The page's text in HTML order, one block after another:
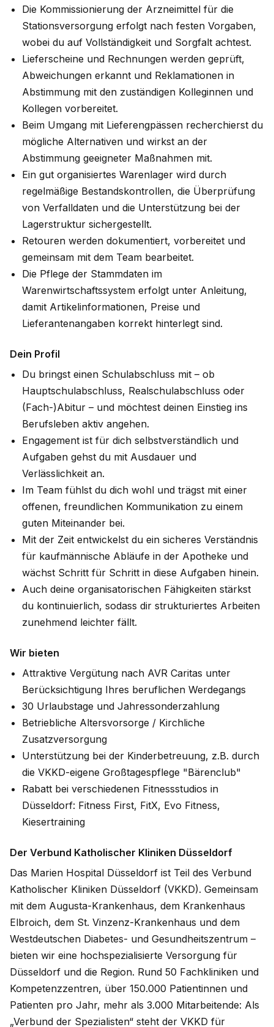
Die Kommissionierung der Arzneimittel für die
Stationsversorgung erfolgt nach festen Vorgaben,
wobei du auf Vollständigkeit und Sorgfalt achtest.
Lieferscheine und Rechnungen werden geprüft,
Abweichungen erkannt und Reklamationen in
Abstimmung mit den zuständigen Kolleginnen und
Kollegen vorbereitet.
Beim Umgang mit Lieferengpässen recherchierst du
mögliche Alternativen und wirkst an der
Abstimmung geeigneter Maßnahmen mit.
Ein gut organisiertes Warenlager wird durch
regelmäßige Bestandskontrollen, die Überprüfung
von Verfalldaten und die Unterstützung bei der
Lagerstruktur sichergestellt.
Retouren werden dokumentiert, vorbereitet und
gemeinsam mit dem Team bearbeitet.
Die Pflege der Stammdaten im
Warenwirtschaftssystem erfolgt unter Anleitung,
damit Artikelinformationen, Preise und
Lieferantenangaben korrekt hinterlegt sind.
Dein Profil
Du bringst einen Schulabschluss mit – ob
Hauptschulabschluss, Realschulabschluss oder
(Fach-)Abitur – und möchtest deinen Einstieg ins
Berufsleben aktiv angehen.
Engagement ist für dich selbstverständlich und
Aufgaben gehst du mit Ausdauer und
Verlässlichkeit an.
Im Team fühlst du dich wohl und trägst mit einer
offenen, freundlichen Kommunikation zu einem
guten Miteinander bei.
Mit der Zeit entwickelst du ein sicheres Verständnis
für kaufmännische Abläufe in der Apotheke und
wächst Schritt für Schritt in diese Aufgaben hinein.
Auch deine organisatorischen Fähigkeiten stärkst
du kontinuierlich, sodass dir strukturiertes Arbeiten
zunehmend leichter fällt.
Wir bieten
Attraktive Vergütung nach AVR Caritas unter
Berücksichtigung Ihres beruflichen Werdegangs
30 Urlaubstage und Jahressonderzahlung
Betriebliche Altersvorsorge / Kirchliche
Zusatzversorgung
Unterstützung bei der Kinderbetreuung, z.B. durch
die VKKD-eigene Großtagespflege "Bärenclub"
Rabatt bei verschiedenen Fitnessstudios in
Düsseldorf: Fitness First, FitX, Evo Fitness,
Kiesertraining
Der Verbund Katholischer Kliniken Düsseldorf
Das Marien Hospital Düsseldorf ist Teil des Verbund
Katholischer Kliniken Düsseldorf (VKKD). Gemeinsam
mit dem Augusta-Krankenhaus, dem Krankenhaus
Elbroich, dem St. Vinzenz-Krankenhaus und dem
Westdeutschen Diabetes- und Gesundheitszentrum –
bieten wir eine hochspezialisierte Versorgung für
Düsseldorf und die Region. Rund 50 Fachkliniken und
Kompetenzzentren, über 150.000 Patientinnen und
Patienten pro Jahr, mehr als 3.000 Mitarbeitende: Als
„Verbund der Spezialisten“ steht der VKKD für